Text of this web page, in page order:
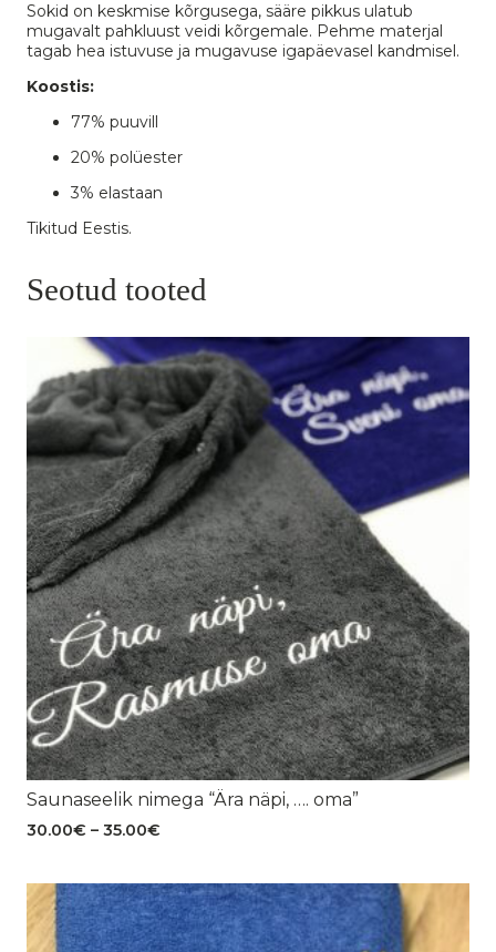
Sokid on keskmise kõrgusega, sääre pikkus ulatub
mugavalt pahkluust veidi kõrgemale. Pehme materjal
tagab hea istuvuse ja mugavuse igapäevasel kandmisel.
Koostis:
77% puuvill
20% polüester
3% elastaan
Tikitud Eestis.
Seotud tooted
Saunaseelik nimega “Ära näpi, …. oma”
30.00€ – 35.00€
35.00€